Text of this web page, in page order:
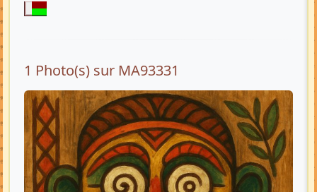
1 Photo(s) sur MA93331